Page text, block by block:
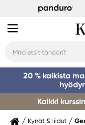
20 % kaikista
Kaikki
Kynät & liidut